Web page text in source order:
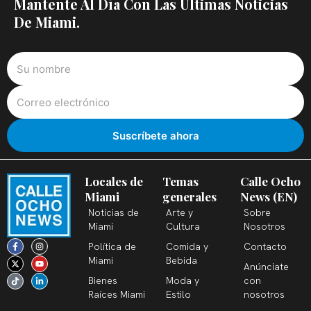
Mantente Al Día Con Las Últimas Noticias
De Miami.
F
a
c
e
b
o
o
I
n
s
t
a
g
r
X
-
t
w
i
t
t
Y
o
u
t
u
b
e
T
i
k
t
o
k
L
i
n
k
e
d
i
Locales de
Miami
Noticias de
Miami
Política de
Miami
Bienes
Raíces Miami
Temas
generales
Arte y
Cultura
Comida y
Bebida
Moda y
Estilo
Calle Ocho
News (EN)
Sobre
Nosotros
Contacto
Anúnciate
con
nosotros